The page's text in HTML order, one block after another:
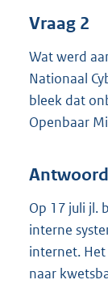
Vraag 2
Wat werd
Nationaal
bleek dat
Openbaar
Op 17 juli jl.
interne
internet. Het
naar